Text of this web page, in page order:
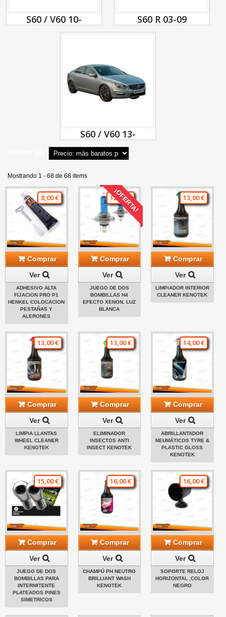
S60 / V60 10- S60 R 03-09
S60 / V60 13-
Mostrando 1 - 68 de 68 items
8,00 €
Comprar
Ver
ADHESIVO ALTA
FIJACION PRO P1
HENKEL COLOCACION
PESTAÑAS Y
ALERONES
¡OFERTA!
12,00 €
Comprar
Ver
JUEGO DE DOS
BOMBILLAS H4
EFECTO XENON. LUZ
BLANCA
13,00 €
Comprar
Ver
LIMPIADOR INTERIOR
CLEANER KENOTEK
13,00 €
Comprar
Ver
LIMPIA LLANTAS
WHEEL CLEANER
KENOTEK
13,00 €
Comprar
Ver
ELIMINADOR
INSECTOS ANTI
INSECT KENOTEK
14,00 €
Comprar
Ver
ABRILLANTADOR
NEUMÁTICOS TYRE &
PLASTIC GLOSS
KENOTEK
15,00 €
Comprar
Ver
JUEGO DE DOS
BOMBILLAS PARA
INTERMITENTE
PLATEADOS PINES
SIMETRICOS
16,00 €
Comprar
Ver
CHAMPÚ PH NEUTRO
BRILLIANT WASH
KENOTEK
16,00 €
Comprar
Ver
SOPORTE RELOJ
HORIZONTAL ,COLOR
NEGRO